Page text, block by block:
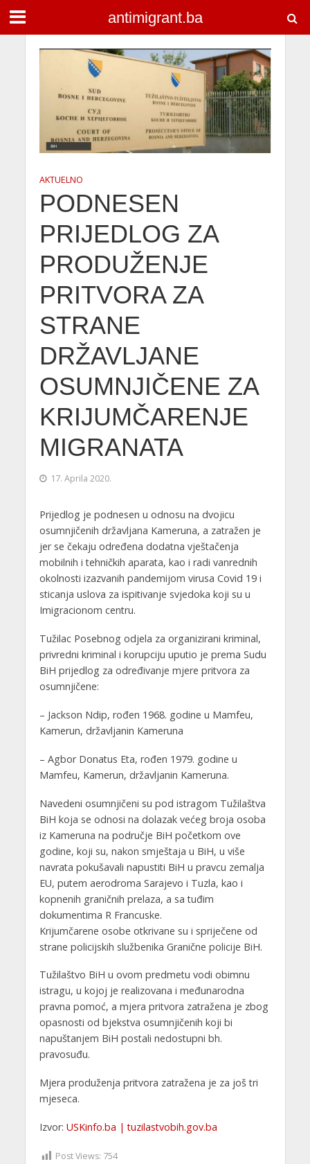
antimigrant.ba
AKTUELNO
PODNESEN
PRIJEDLOG ZA
PRODUŽENJE
PRITVORA ZA
STRANE
DRŽAVLJANE
OSUMNJIČENE ZA
KRIJUMČARENJE
MIGRANATA
17. Aprila 2020.
Prijedlog je podnesen u odnosu na dvojicu
osumnjičenih državljana Kameruna, a zatražen je
jer se čekaju određena dodatna vještačenja
mobilnih i tehničkih aparata, kao i radi vanrednih
okolnosti izazvanih pandemijom virusa Covid 19 i
sticanja uslova za ispitivanje svjedoka koji su u
Imigracionom centru.
Tužilac Posebnog odjela za organizirani kriminal,
privredni kriminal i korupciju uputio je prema Sudu
BiH prijedlog za određivanje mjere pritvora za
osumnjičene:
– Jackson Ndip, rođen 1968. godine u Mamfeu,
Kamerun, državljanin Kameruna
– Agbor Donatus Eta, rođen 1979. godine u
Mamfeu, Kamerun, državljanin Kameruna.
Navedeni osumnjičeni su pod istragom Tužilaštva
BiH koja se odnosi na dolazak većeg broja osoba
iz Kameruna na područje BiH početkom ove
godine, koji su, nakon smještaja u BiH, u više
navrata pokušavali napustiti BiH u pravcu zemalja
EU, putem aerodroma Sarajevo i Tuzla, kao i
kopnenih graničnih prelaza, a sa tuđim
dokumentima R Francuske.
Krijumčarene osobe otkrivane su i spriječene od
strane policijskih službenika Granične policije BiH.
Tužilaštvo BiH u ovom predmetu vodi obimnu
istragu, u kojoj je realizovana i međunarodna
pravna pomoć, a mjera pritvora zatražena je zbog
opasnosti od bjekstva osumnjičenih koji bi
napuštanjem BiH postali nedostupni bh.
pravosuđu.
Mjera produženja pritvora zatražena je za još tri
mjeseca.
Izvor: USKinfo.ba | tuzilastvobih.gov.ba
Post Views: 754